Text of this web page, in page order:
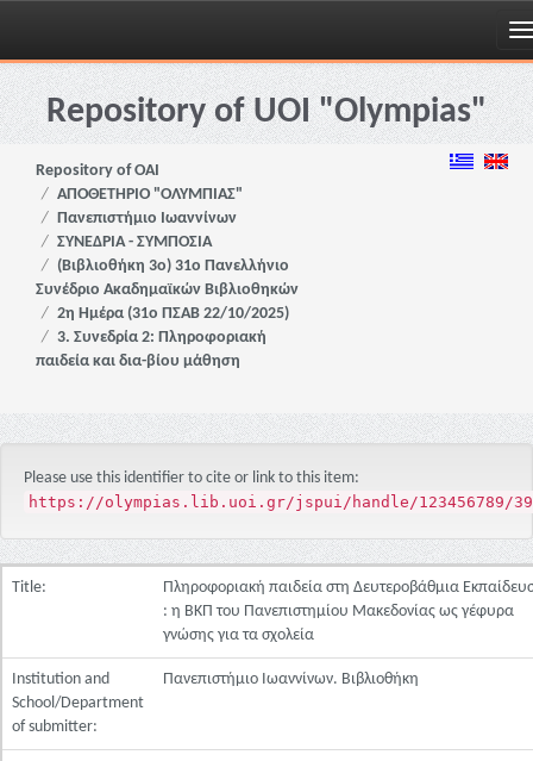
Skip
navigationRepository of UOI "Olympias"
Repository of OAI
ΑΠΟΘΕΤΗΡΙΟ "ΟΛΥΜΠΙΑΣ"
Πανεπιστήμιο Ιωαννίνων
ΣΥΝΕΔΡΙΑ - ΣΥΜΠΟΣΙΑ
(Βιβλιοθήκη 3ο) 31ο Πανελλήνιο
Συνέδριο Ακαδημαϊκών Βιβλιοθηκών
2η Ημέρα (31ο ΠΣΑΒ 22/10/2025)
3. Συνεδρία 2: Πληροφοριακή
παιδεία και δια-βίου μάθηση
Please use this identifier to cite or link to this item:
https://olympias.lib.uoi.gr/jspui/handle/123456789/
Title:
Πληροφοριακή παιδεία στη Δευτεροβάθμια
: η ΒΚΠ του Πανεπιστημίου Μακεδονίας ως γέφυρα
γνώσης για τα σχολεία
Institution and
School/Department
of submitter:
Πανεπιστήμιο Ιωαννίνων. Βιβλιοθήκη